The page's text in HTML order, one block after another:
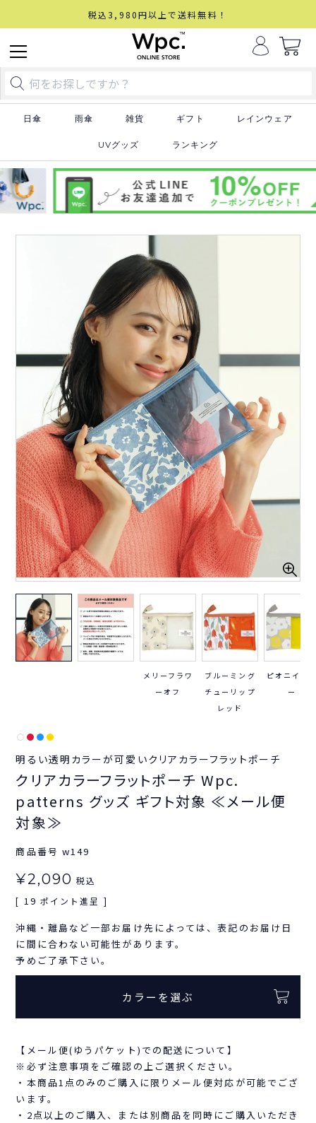
税込3,980円以上で送料無料！
日傘 雨傘 雑貨 ギフト レインウェア
UVグッズ ランキング
メリーフラワ
ーオフ
ブルーミング
チューリップ
レッド
ピオニイエ
ー
明るい透明カラーが可愛いクリアカラーフラットポーチ
クリアカラーフラットポーチ Wpc.
patterns グッズ ギフト対象 ≪メール便
対象≫
商品番号 w149
¥2,090 税込
[ 19 ポイント進呈 ]
沖縄・離島など一部お届け先によっては、表記のお届け日
に間に合わない可能性があります。
予めご了承下さい。
カラーを選ぶ
【メール便(ゆうパケット)での配送について】
※必ず注意事項をご確認の上ご選択ください。
・本商品1点のみのご購入に限りメール便対応が可能でござ
います。
・2点以上のご購入、または別商品を同時にご購入いただき